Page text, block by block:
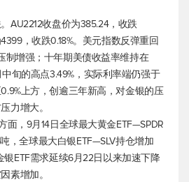
AU2212收盘价为385.24，收跌
，收跌0.18%。 美元指数反弹重回
制增强；十年期美债收益率维持在
旬的高点3.49%，实际利率端仍强于
上方，创逾三年新高，对金银的压
力增大。
面，9月14日全球最大黄金ETF—SPDR
，全球最大白银ETF—SLV持仓增加
银ETF需求延续6月22日以来加速下降
素增加。